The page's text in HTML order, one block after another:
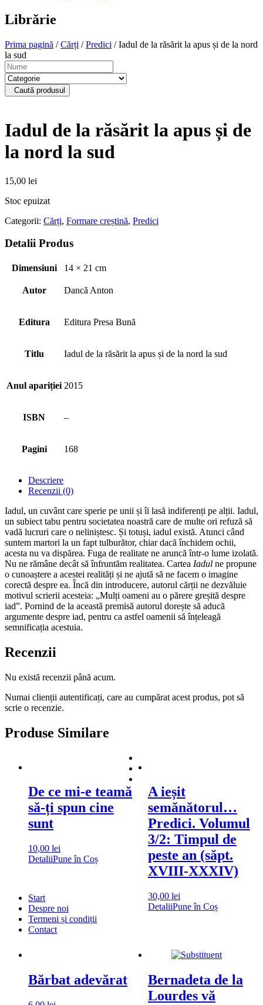
Librărie
Prima pagină /Cărți /Predici / Iadul de la răsărit la apus și de la nord
la sud
Caută produsul
Iadul de la răsărit la apus și de
la nord la sud
15,00 lei
Stoc epuizat
Categorii: Cărți, Formare creștină, Predici
Detalii Produs
Dimensiuni 14 × 21 cm
Autor Dancă Anton
Editura Editura Presa Bună
Titlu Iadul de la răsărit la apus și de la nord la sud
Anul apariției 2015
ISBN –
Pagini 168
Descriere
Recenzii (0)
Iadul, un cuvânt care sperie pe unii și îi lasă indiferenți pe alții. Iadul,
un subiect tabu pentru societatea noastră care de multe ori refuză să
vadă lucruri care o neliniștesc. Și totuși, iadul există. Atunci când
suntem martori la un fapt tulburător, chiar dacă închidem ochii,
acesta nu va dispărea. Fuga de realitate ne aruncă într-o lume izolată.
Nu ne rămâne decât să înfruntăm realitatea. Cartea Iadul ne propune
o cunoaștere a acestei realități și ne ajută să ne facem o imagine
corectă despre ea. Încă din introducere, autorul cărții ne dezvăluie
motivul scrierii acesteia: „Mulți oameni au o părere greșită despre
iad”. Pornind de la această premisă autorul dorește să aducă
argumente despre iad, pentru ca astfel oamenii să înțeleagă
semnificația acestuia.
Recenzii
Nu există recenzii până acum.
Numai clienții autentificați, care au cumpărat acest produs, pot să
scrie o recenzie.
Produse Similare
De ce mi-e teamă
să-ți spun cine
sunt
10,00 lei
DetaliiPune în Coș
A ieșit
semănătorul…
Predici. Volumul
3/2: Timpul de
peste an (săpt.
XVIII-XXXIV)
30,00 lei
DetaliiPune în Coș
Bărbat adevărat
Bernadeta de la
Lourdes vă
Start
Despre noi
Termeni și condiții
Contact